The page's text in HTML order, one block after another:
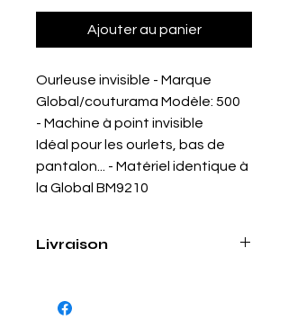
Ajouter au panier
Ourleuse invisible - Marque
Global/couturama Modèle: 500
- Machine à point invisible
Idéal pour les ourlets, bas de
pantalon... - Matériel identique à
la Global BM9210
Livraison
Garantie 1 an